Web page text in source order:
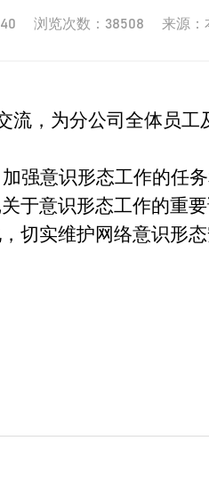
浏览次数：38508 来源：
流 ，为分公司全体员
强意识形态工作的任务
于意识形态工作的重
切实维护网络意识形态